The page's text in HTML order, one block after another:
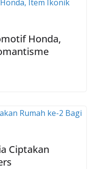
Honda,
Ciptakan